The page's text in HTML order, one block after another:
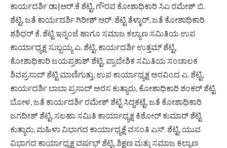
ಕಾರ್ಯದರ್ಶಿ ಡಾ|ಆರ್.ಕೆ ಶೆಟ್ಟಿ, ಗೌರವ ಕೋಶಾಧಿಕಾರಿ ಸಿಎ ರಮೇಶ್ ಬಿ.
ಶೆಟ್ಟಿ, ಜತೆ ಕಾರ್ಯದರ್ಶಿ ಗಿರೀಶ್ ಆರ್. ಶೆಟ್ಟಿ ತೆಳ್ಳಾರ್, ಜತೆ ಕೋಶಾಧಿಕಾರಿ
ಶಶಿಧರ್ ಕೆ. ಶೆಟ್ಟಿ ಇನ್ನಂಜೆ ಹಾಗೂ ಸಮಾಜ ಕಲ್ಯಾಣ ಸಮಿತಿಯ ಉಪ
ಕಾರ್ಯಾಧ್ಯಕ್ಷ ಸುಬ್ಬಯ್ಯ ಎ. ಶೆಟ್ಟಿ, ಕಾರ್ಯದರ್ಶಿ ಉತ್ತಮ್ ಶೆಟ್ಟಿ,
ಕೋಶಾಧಿಕಾರಿ ಜಯಪ್ರಕಾಶ್ ಶೆಟ್ಟಿ, ಪ್ರಾದೇಶಿಕ ಸಮಿತಿಯ ಸಂಚಾಲಕ
ಶಿವಪ್ರಸಾದ್ ಶೆಟ್ಟಿ ಮಾಣಿಗುತ್ತು, ಉಪ ಕಾರ್ಯಾಧ್ಯಕ್ಷ ಅರವಿಂದ ಎ. ಶೆಟ್ಟಿ,
ಕಾರ್ಯದರ್ಶಿ ಬಾಬಾ ಪ್ರಸಾದ್ ಅರಸ ಕುತ್ಯಾರು, ಕೋಶಾಧಿಕಾರಿ ಶಂಕರ್ ಶೆಟ್ಟಿ
ಬೋಳ, ಜತೆ ಕಾರ್ಯದರ್ಶಿ ರಮೇಶ್ ಶೆಟ್ಟಿ ಸಿದ್ದಕಟ್ಟೆ, ಜತೆ ಕೋಶಾಧಿಕಾರಿ
ಜಗದೀಶ್ ಶೆಟ್ಟಿ, ಸಲಹಾ ಸಮಿತಿ ಕಾರ್ಯಾಧ್ಯಕ್ಷ ಕಿಶೋರ್ ಕುಮಾರ್ ಶೆಟ್ಟಿ
ಕುತ್ಯಾರು, ಮಹಿಳಾ ವಿಭಾಗದ ಕಾರ್ಯಾಧ್ಯಕ್ಷೆ ವಸಂತಿ ಎಸ್‌. ಶೆಟ್ಟಿ, ಯುವ
ವಿಭಾಗದ ಕಾರ್ಯಾಧ್ಯಕ್ಷ ವರ್ಷಭ್ ಶೆಟ್ಟಿ, ಶಿಕ್ಷಣ ಮತ್ತು ಸಮಾಜ ಕಲ್ಯಾಣ